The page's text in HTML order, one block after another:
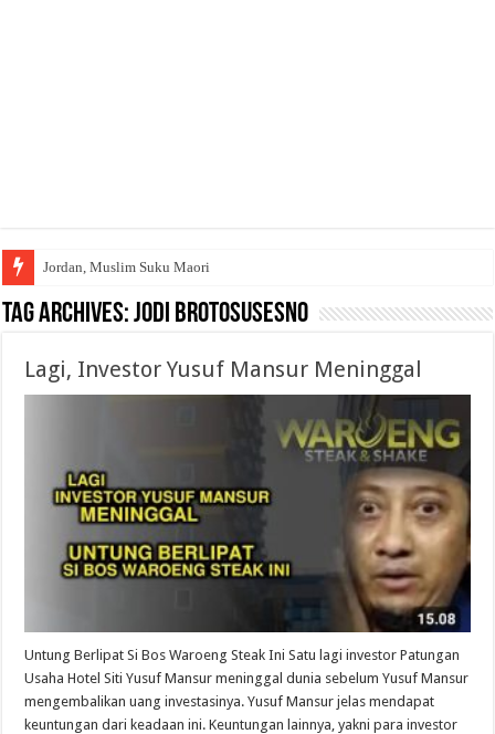
Jordan, Muslim Suku Maori
Wakaf Emas Muktamar
Tag Archives:Jodi Brotosusesno
Lagi, Investor Yusuf Mansur Meninggal
Untung Berlipat Si Bos Waroeng Steak Ini Satu lagi investor Patungan
Usaha Hotel Siti Yusuf Mansur meninggal dunia sebelum Yusuf Mansur
mengembalikan uang investasinya. Yusuf Mansur jelas mendapat
keuntungan dari keadaan ini. Keuntungan lainnya, yakni para investor